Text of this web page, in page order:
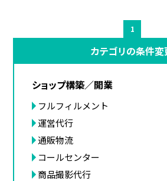
1
カテゴリの条件変
ショップ構築／開業
フルフィルメント
運営代行
通販物流
コールセンター
商品撮影代行